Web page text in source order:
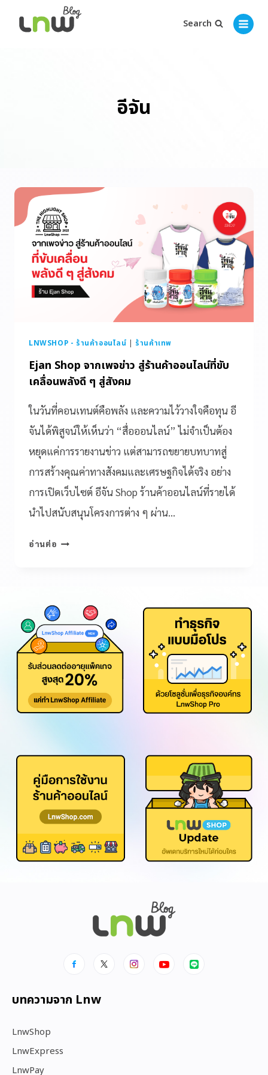
Search
อีจัน
LNWSHOP - ร้านค้าออนไลน์ | ร้านค้าเทพ
Ejan Shop จากเพจข่าว สู่ร้านค้าออนไลน์ที่ขับ
เคลื่อนพลังดี ๆ สู่สังคม
ในวันที่คอนเทนต์คือพลัง และความไว้วางใจคือทุน อี
จันได้พิสูจน์ให้เห็นว่า “สื่อออนไลน์” ไม่จำเป็นต้อง
หยุดแค่การรายงานข่าว แต่สามารถขยายบทบาทสู่
การสร้างคุณค่าทางสังคมและเศรษฐกิจได้จริง อย่าง
การเปิดเว็บไซต์ อีจัน Shop ร้านค้าออนไลน์ที่รายได้
นำไปสนับสนุนโครงการต่าง ๆ ผ่าน…
อ่านต่อ
บทความจาก Lnw
LnwShop
LnwExpress
LnwPay